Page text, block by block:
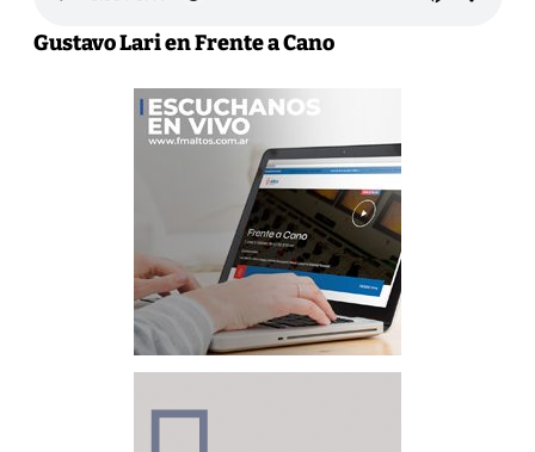
Gustavo Lari en Frente a Cano